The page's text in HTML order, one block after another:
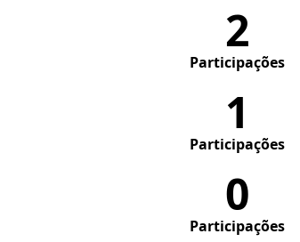
2
Participações
1
Participações
0
Participações